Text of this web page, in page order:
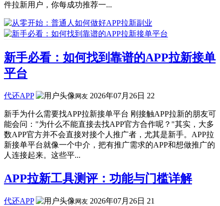
件拉新用户，你每成功推荐一...
新手必看：如何找到靠谱的APP拉新接单
平台
代还APP 网友 2026年07月26日 22
新手为什么需要找APP拉新接单平台 刚接触APP拉新的朋友可
能会问："为什么不能直接去找APP官方合作呢？"其实，大多
数APP官方并不会直接对接个人推广者，尤其是新手。APP拉
新接单平台就像一个中介，把有推广需求的APP和想做推广的
人连接起来。这些平...
APP拉新工具测评：功能与门槛详解
代还APP 网友 2026年07月26日 21